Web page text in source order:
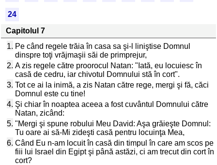
24
Capitolul 7
1. Pe când regele trăia în casa sa şi-l liniştise Domnul
dinspre toţi vrăjmaşii săi de primprejur,
2. A zis regele către proorocul Natan: "Iată, eu locuiesc în
casă de cedru, iar chivotul Domnului stă în cort".
3. Tot ce ai la inimă, a zis Natan către rege, mergi şi fă, căci
Domnul este cu tine!
4. Şi chiar în noaptea aceea a fost cuvântul Domnului către
Natan, zicând:
5. "Mergi şi spune robului Meu David: Aşa grăieşte Domnul:
Tu oare ai să-Mi zideşti casă pentru locuinţa Mea,
6. Când Eu n-am locuit în casă din timpul în care am scos pe
fiii lui Israel din Egipt şi până astăzi, ci am trecut din cort în
cort?